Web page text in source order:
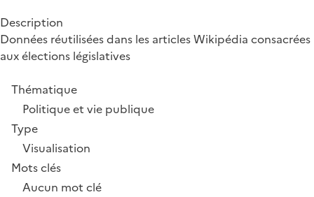
Description
Données réutilisées dans les articles Wikipédia consacrées
aux élections législatives
Thématique
Politique et vie publique
Type
Visualisation
Mots clés
Aucun mot clé